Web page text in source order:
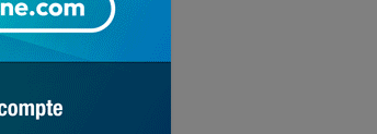
23 ...